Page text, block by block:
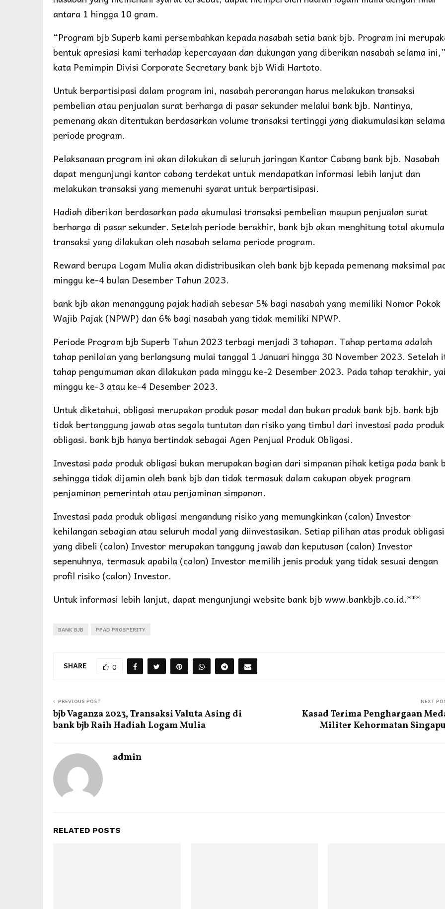
antara 1 hingga 10 gram.
“Program bjb Superb kami persembahkan kepada nasabah setia bank bjb. Program ini
bentuk apresiasi kami terhadap kepercayaan dan dukungan yang diberikan nasabah selama ini,”
kata Pemimpin Divisi Corporate Secretary bank bjb Widi Hartoto.
Untuk berpartisipasi dalam program ini, nasabah perorangan harus melakukan transaksi
pembelian atau penjualan surat berharga di pasar sekunder melalui bank bjb. Nantinya,
pemenang akan ditentukan berdasarkan volume transaksi tertinggi yang diakumulasikan selama
periode program.
Pelaksanaan program ini akan dilakukan di seluruh jaringan Kantor Cabang bank bjb. Nasabah
dapat mengunjungi kantor cabang terdekat untuk mendapatkan informasi lebih lanjut dan
melakukan transaksi yang memenuhi syarat untuk berpartisipasi.
Hadiah diberikan berdasarkan pada akumulasi transaksi pembelian maupun penjualan surat
berharga di pasar sekunder. Setelah periode berakhir, bank bjb akan menghitung total
transaksi yang dilakukan oleh nasabah selama periode program.
Reward berupa Logam Mulia akan didistribusikan oleh bank bjb kepada pemenang maksimal
minggu ke-4 bulan Desember Tahun 2023.
bank bjb akan menanggung pajak hadiah sebesar 5% bagi nasabah yang memiliki Nomor Pokok
Wajib Pajak (NPWP) dan 6% bagi nasabah yang tidak memiliki NPWP.
Periode Program bjb Superb Tahun 2023 terbagi menjadi 3 tahapan. Tahap pertama adalah
tahap penilaian yang berlangsung mulai tanggal 1 Januari hingga 30 November 2023. Setelah
tahap pengumuman akan dilakukan pada minggu ke-2 Desember 2023. Pada tahap terakhir,
minggu ke-3 atau ke-4 Desember 2023.
Untuk diketahui, obligasi merupakan produk pasar modal dan bukan produk bank bjb. bank bjb
tidak bertanggung jawab atas segala tuntutan dan risiko yang timbul dari investasi pada produk
obligasi. bank bjb hanya bertindak sebagai Agen Penjual Produk Obligasi.
Investasi pada produk obligasi bukan merupakan bagian dari simpanan pihak ketiga pada bank
sehingga tidak dijamin oleh bank bjb dan tidak termasuk dalam cakupan obyek program
penjaminan pemerintah atau penjaminan simpanan.
Investasi pada produk obligasi mengandung risiko yang memungkinkan (calon) Investor
kehilangan sebagian atau seluruh modal yang diinvestasikan. Setiap pilihan atas produk obligasi
yang dibeli (calon) Investor merupakan tanggung jawab dan keputusan (calon) Investor
sepenuhnya, termasuk apabila (calon) Investor memilih jenis produk yang tidak sesuai dengan
profil risiko (calon) Investor.
Untuk informasi lebih lanjut, dapat mengunjungi website bank bjb www.bankbjb.co.id.***
BANK BJB PPAD PROSPERITY
SHARE 0
PREVIOUS POST
bjb Vaganza 2023, Transaksi Valuta Asing di
bank bjb Raih Hadiah Logam Mulia
NEXT
Kasad Terima Penghargaan
Militer Kehormatan
admin
RELATED POSTS